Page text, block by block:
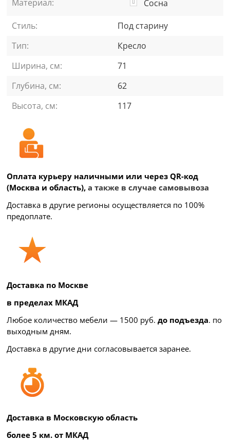
Материал:
Сосна
Стиль:
Под старину
Тип:
Кресло
Ширина, см:
71
Глубина, см:
62
Высота, см:
117
Оплата курьеру наличными или через QR-код
(Москва и область), а также в случае самовывоза
Доставка в другие регионы осуществляется по 100%
предоплате.
Доставка по Москве
в пределах МКАД
Любое количество мебели — 1500 руб. до подъезда. по
выходным дням.
Доставка в другие дни согласовывается заранее.
Доставка в Московскую область
более 5 км. от МКАД